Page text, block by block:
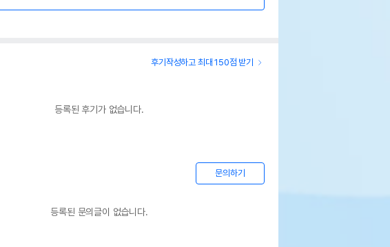
후기작성하고 최대 150점 받기
등록된 후기가 없습니다.
문의하기
등록된 문의글이 없습니다.